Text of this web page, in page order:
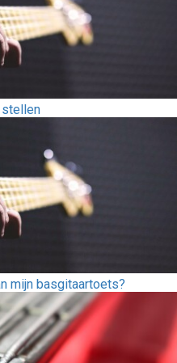
mijn basgitaartoets?